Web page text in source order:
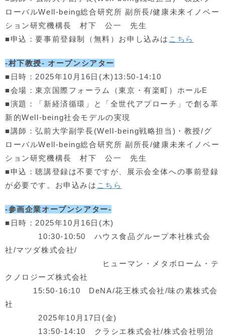
ローバルWell-being総合研究所 副所長/健康未来イノベー
ション研究機構長 村下 公一 先生
■申込：要事前登録制（無料）お申し込みは こちら
-村下教授- オープンシアター
■日時：2025年10月16日(木)13:50-14:10
■会場：東京国際フォーラム（東京・有楽町）ホールE
■演題：「新経済循環」と「全世代アプローチ」で創る革
新的Well-being社会モデルの実現
■講師：弘前大学副学長(Well-being戦略担当)・教授/グ
ローバルWell-being総合研究所 副所長/健康未来イノベー
ション研究機構長 村下 公一 先生
■申込：聴講登録は不要ですが、展示会全体への事前登録
が必要です。お申込みは こちら
-参画企業オープンシアター-
■日時：2025年10月16日(木)
10:30-10:50 ハウス食品グループ本社株式会
社/マツダ株式会社/
ヒューマン・メタボローム・テ
クノロジーズ株式会社
15:50-16:10 DeNA/花王株式会社/味の素株式会
社
2025年10月17日(金)
13:50-14:10 クラシエ株式会社/株式会社明治